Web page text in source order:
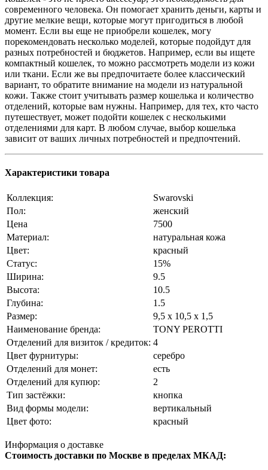
современного человека. Он помогает хранить деньги, карты и
другие мелкие вещи, которые могут пригодиться в любой
момент. Если вы еще не приобрели кошелек, могу
порекомендовать несколько моделей, которые подойдут для
разных потребностей и бюджетов. Например, если вы ищете
компактный кошелек, то можно рассмотреть модели из кожи
или ткани. Если же вы предпочитаете более классический
вариант, то обратите внимание на модели из натуральной
кожи. Также стоит учитывать размер кошелька и количество
отделений, которые вам нужны. Например, для тех, кто часто
путешествует, может подойти кошелек с несколькими
отделениями для карт. В любом случае, выбор кошелька
зависит от ваших личных потребностей и предпочтений.
Характеристики товара
Коллекция:
Swarovski
Пол:
женский
Цена
7500
Материал:
натуральная кожа
Цвет:
красный
Статус:
15%
Ширина:
9.5
Высота:
10.5
Глубина:
1.5
Размер:
9,5 x 10,5 x 1,5
Наименование бренда:
TONY PEROTTI
Отделений для визиток / кредиток: 4
Цвет фурнитуры:
серебро
Отделений для монет:
есть
Отделений для купюр:
2
Тип застёжки:
кнопка
Вид формы модели:
вертикальный
Цвет фото:
красный
Информация о доставке
Стоимость доставки по Москве в пределах МКАД:
❄